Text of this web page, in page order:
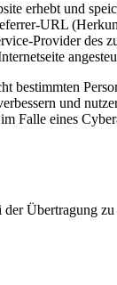
erhebt und
URL
Provider des
bestimmten
und
Falle eines
Übertragung